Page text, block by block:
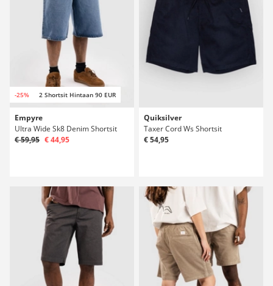
-25% 2 Shortsit Hintaan 90 EUR
Empyre
Ultra Wide Sk8 Denim Shortsit
€ 59,95 € 44,95
Quiksilver
Taxer Cord Ws Shortsit
€ 54,95